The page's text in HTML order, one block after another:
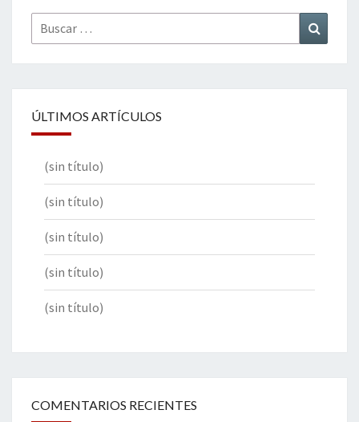
Buscar
por:
ÚLTIMOS ARTÍCULOS
(sin título)
(sin título)
(sin título)
(sin título)
(sin título)
COMENTARIOS RECIENTES